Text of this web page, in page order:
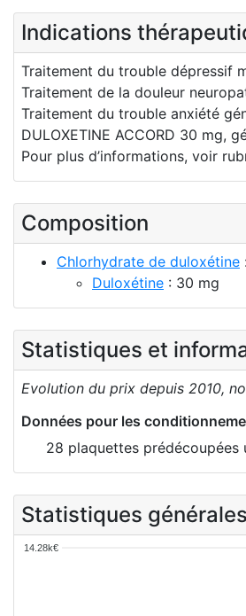
Indications
Traitement du trouble dépressif
Traitement de la douleur
Traitement du trouble anxiété
DULOXETINE ACCORD 30 mg,
Pour plus d’informations, voir
Composition
Chlorhydrate de duloxétine
Duloxétine : 30 mg
Statistiques et
Evolution du prix depuis 2010,
Données pour les
28 plaquettes prédécoupées
Statistiques générales
14.28k€